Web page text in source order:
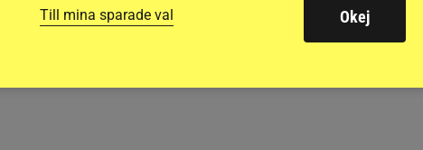
på helgens utställning
GÄSTBLOGGEN
Bästa tipsen för att få
Till mina sparade val Okej